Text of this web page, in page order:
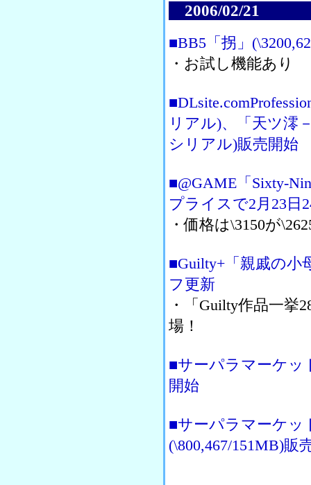
2006/02/21
■BB5「拐」
・お試し機能あり
リアル)、「天ツ澪
シリアル)販売開始
■@GAME「Sixty-
プライスで2月23日
・価格は\3150が
■Guilty+「親戚の
フ更新
・「Guilty作品一挙
場！
■サーパラマーケッ
開始
■サーパラマーケッ
(\800,467/151MB)販